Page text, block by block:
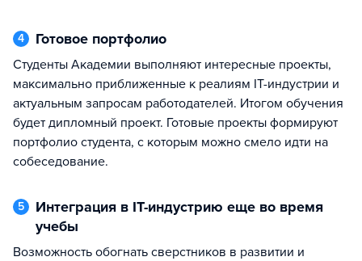
4 Готовое портфолио
Студенты Академии выполняют интересные проекты,
максимально приближенные к реалиям IT-индустрии и
актуальным запросам работодателей. Итогом обучения
будет дипломный проект. Готовые проекты формируют
портфолио студента, с которым можно смело идти на
собеседование.
5
Интеграция в IT-индустрию еще во время
учебы
Возможность обогнать сверстников в развитии и